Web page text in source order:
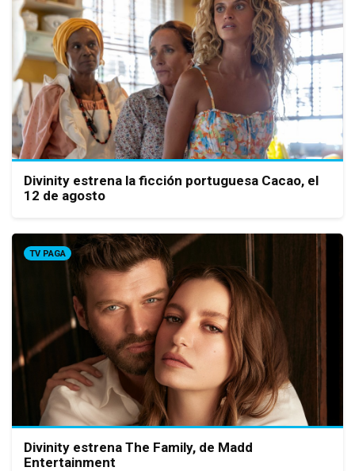
Divinity estrena la ficción portuguesa Cacao, el
12 de agosto
TV PAGA
Divinity estrena The Family, de Madd
Entertainment